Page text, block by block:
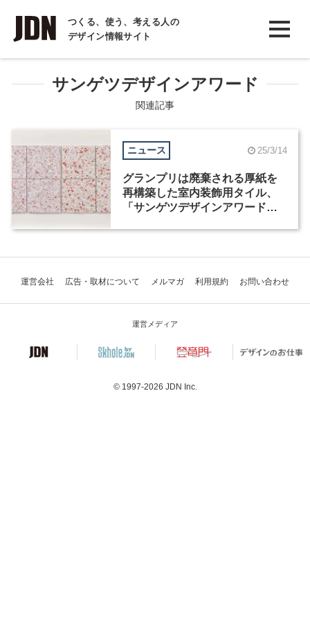
つくる、使う、考える人の
デザイン情報サイト
INTERVIEW
インタビュー
REPORT
COLUMN
コラム
サンゲツデザインアワード
関連記事
ニュース 25/3/14
グランプリは廃棄される厚紙を
再構築した室内装飾用タイル、
「サンゲツデザインアワード
運営会社 広告・取材について メルマガ 利用規約 お問い合わせ
運営メディア
© 1997-2026 JDN Inc.